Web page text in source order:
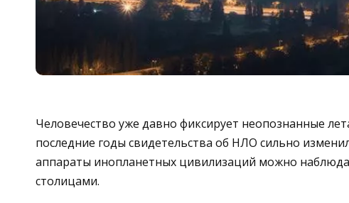
Человечество уже давно фиксирует неопознанные
последние годы свидетельства об НЛО сильно
аппараты инопланетных цивилизаций можно
столицами.